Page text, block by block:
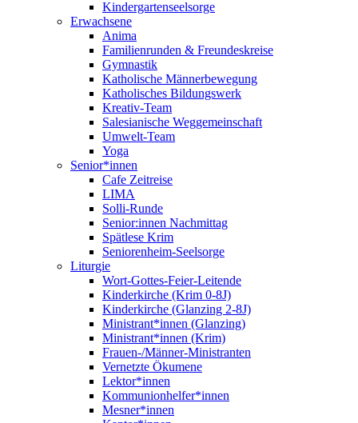
Kindergartenseelsorge
Erwachsene
Anima
Familienrunden & Freundeskreise
Gymnastik
Katholische Männerbewegung
Katholisches Bildungswerk
Kreativ-Team
Salesianische Weggemeinschaft
Umwelt-Team
Yoga
Senior*innen
Cafe Zeitreise
LIMA
Solli-Runde
Senior:innen Nachmittag
Spätlese Krim
Seniorenheim-Seelsorge
Liturgie
Wort-Gottes-Feier-Leitende
Kinderkirche (Krim 0-8J)
Kinderkirche (Glanzing 2-8J)
Ministrant*innen (Glanzing)
Ministrant*innen (Krim)
Frauen-/Männer-Ministranten
Vernetzte Ökumene
Lektor*innen
Kommunionhelfer*innen
Mesner*innen